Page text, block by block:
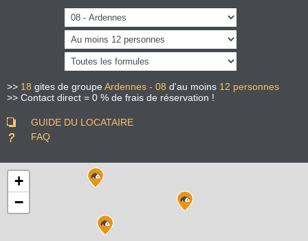
>> 18 gites de groupe Ardennes - 08 d'au moins 12 personnes
>> Contact direct = 0 % de frais de réservation !
GUIDE DU LOCATAIRE
FAQ
+
−